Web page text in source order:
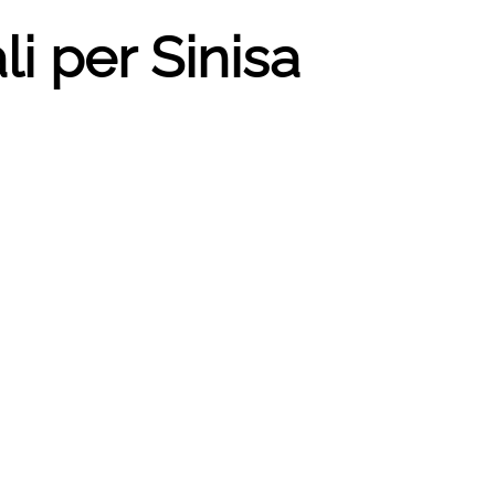
per Sinisa